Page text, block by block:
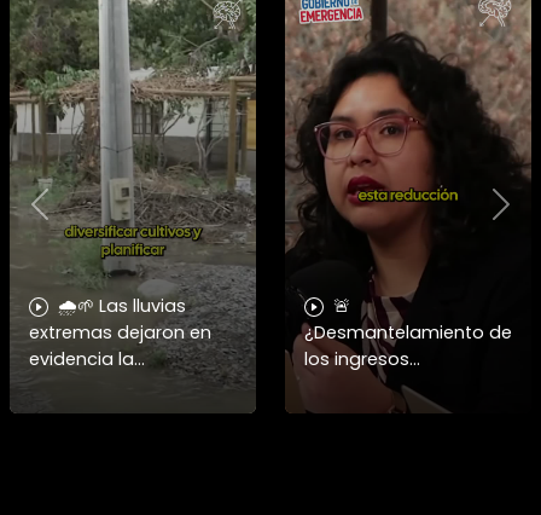
🌧️🌱 Las lluvias
extremas dejaron en
evidencia la
vulnerabilidad del
campo chileno.
🚨
¿Desmantelamiento de
los ingresos
municipales o
beneficio fiscal
Previous